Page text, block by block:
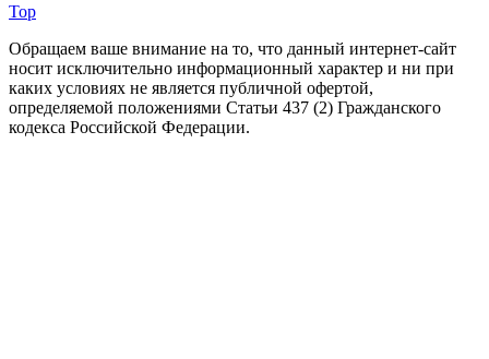
Top
Обращаем ваше внимание на то, что данный интернет-сайт
носит исключительно информационный характер и ни при
каких условиях не является публичной офертой,
определяемой положениями Статьи 437 (2) Гражданского
кодекса Российской Федерации.